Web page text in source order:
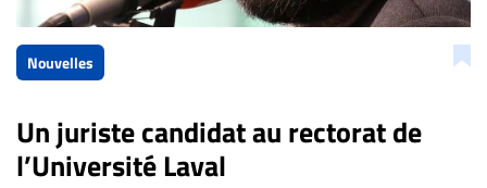
Nouvelles
Un juriste candidat au rectorat de
l’Université Laval